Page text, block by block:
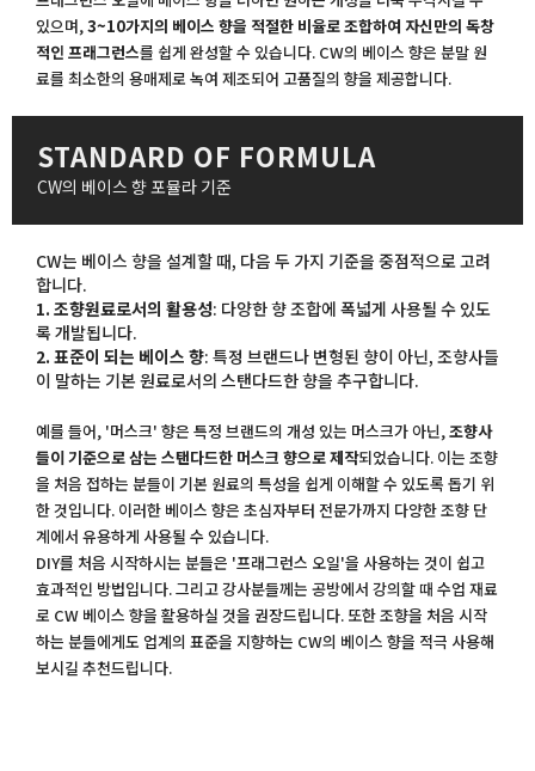
있으며,3~10가지의 베이스 향을 적절한 비율로 조합하여 자신만의 독창
적인 프래그런스를 쉽게 완성할 수 있습니다. CW의 베이스 향은 분말 원
료를 최소한의 용매제로 녹여 제조되어 고품질의 향을 제공합니다.
STANDARD OF FORMULA
CW의 베이스 향 포뮬라 기준
CW는 베이스 향을 설계할 때, 다음 두 가지 기준을 중점적으로 고려
합니다.
1. 조향원료로서의 활용성: 다양한 향 조합에 폭넓게 사용될 수 있도
록 개발됩니다.
2. 표준이 되는 베이스 향: 특정 브랜드나 변형된 향이 아닌, 조향사들
이 말하는 기본 원료로서의 스탠다드한 향을 추구합니다.
예를 들어, '머스크' 향은 특정 브랜드의 개성 있는 머스크가 아닌,조향사
들이 기준으로 삼는 스탠다드한 머스크 향으로 제작되었습니다. 이는 조향
을 처음 접하는 분들이 기본 원료의 특성을 쉽게 이해할 수 있도록 돕기 위
한 것입니다. 이러한 베이스 향은 초심자부터 전문가까지 다양한 조향 단
계에서 유용하게 사용될 수 있습니다.
DIY를 처음 시작하시는 분들은 '프래그런스 오일'을 사용하는 것이 쉽고
효과적인 방법입니다. 그리고 강사분들께는 공방에서 강의할 때 수업 재료
로 CW 베이스 향을 활용하실 것을 권장드립니다. 또한 조향을 처음 시작
하는 분들에게도 업계의 표준을 지향하는 CW의 베이스 향을 적극 사용해
보시길 추천드립니다.